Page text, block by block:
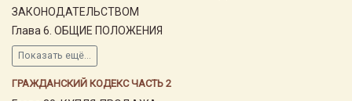
ЗАКОНОДАТЕЛЬСТВОМ
Глава 6. ОБЩИЕ ПОЛОЖЕНИЯ
Показать ещё...
ГРАЖДАНСКИЙ КОДЕКС ЧАСТЬ 2